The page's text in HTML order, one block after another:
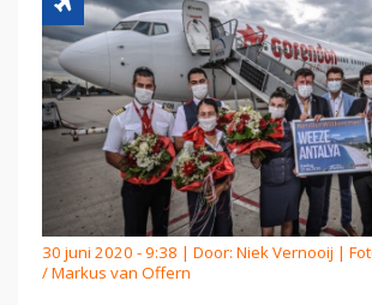
30 juni 2020 - 9:38 | Door: Niek Vernooij |
/ Markus van Offern